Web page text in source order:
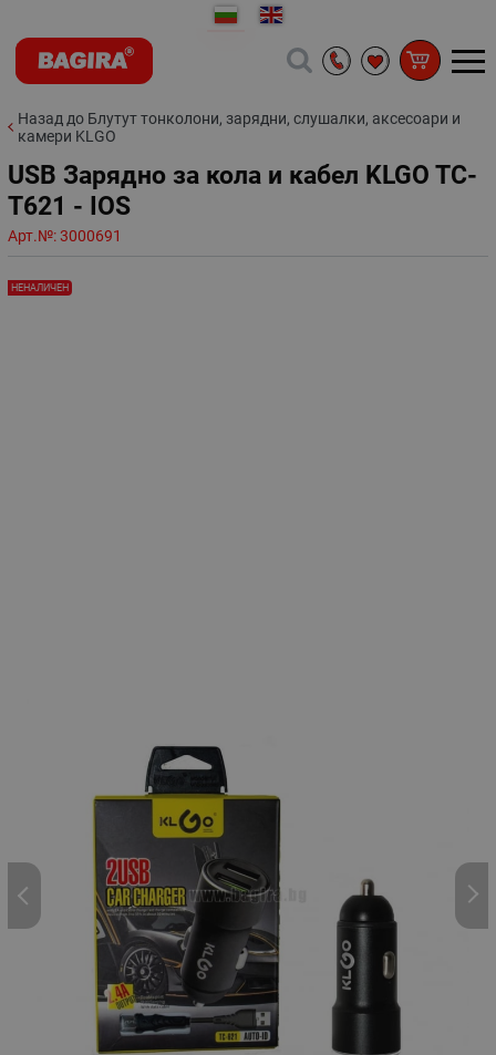
Назад до Блутут тонколони, зарядни, слушалки, аксесоари и
камери KLGO
USB Зарядно за кола и кабел KLGO TC-
T621 - IOS
Арт.№:3000691
НЕНАЛИЧЕН